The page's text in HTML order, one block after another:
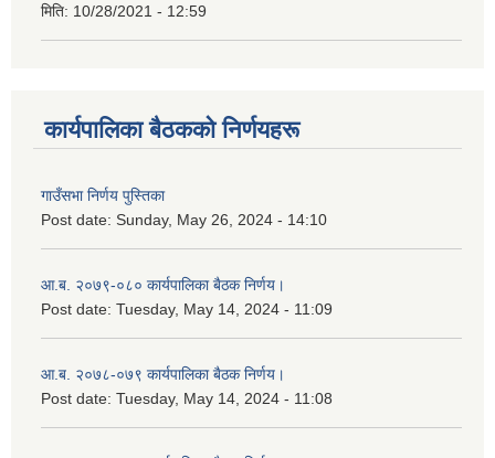
मिति: 10/28/2021 - 12:59
कार्यपालिका बैठकको निर्णयहरू
गाउँसभा निर्णय पुस्तिका
Post date: Sunday, May 26, 2024 - 14:10
आ.ब. २०७९-०८० कार्यपालिका बैठक निर्णय।
Post date: Tuesday, May 14, 2024 - 11:09
आ.ब. २०७८-०७९ कार्यपालिका बैठक निर्णय।
Post date: Tuesday, May 14, 2024 - 11:08